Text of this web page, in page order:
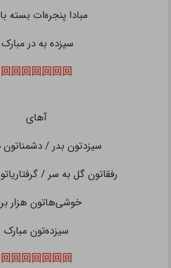
مبادا پنجر‌ه‌ات بسته
سیزده به در مبارک.
回回回回回回回
آهای
سیزدتون بدر / دشمناتون
رفقاتون گل به سر /
خوشی‌هاتون هزار
سیزده‌تون مبارک
回回回回回回回